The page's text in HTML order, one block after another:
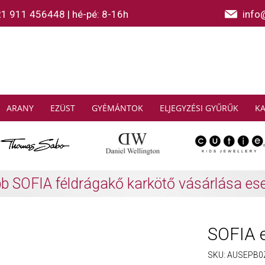
911 456448 | hé-pé: 8-16h
ARANY EZÜST GYÉMÁNTOK ELJEGYZÉSI GYŰRŰK
SABO: Gyűjtsön és spóroljon További
SOFIA
SKU: